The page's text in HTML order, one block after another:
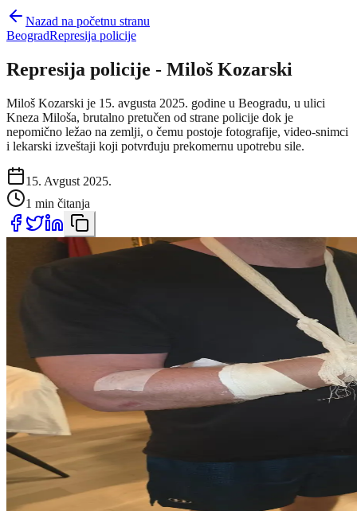
Nazad na početnu stranu
BeogradRepresija policije
Represija policije - Miloš Kozarski
Miloš Kozarski je 15. avgusta 2025. godine u Beogradu, u ulici
Kneza Miloša, brutalno pretučen od strane policije dok je
nepomično ležao na zemlji, o čemu postoje fotografije, video-snimci
i lekarski izveštaji koji potvrđuju prekomernu upotrebu sile.
15. Avgust 2025.
1 min čitanja